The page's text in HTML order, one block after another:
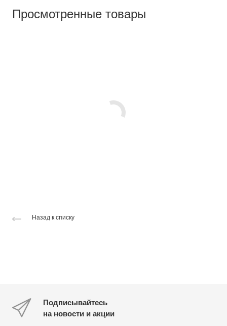
Просмотренные товары
Назад к списку
Подписывайтесь
на новости и акции